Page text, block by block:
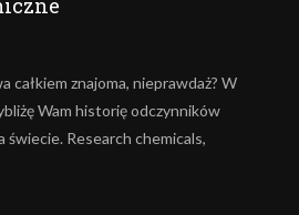
całkiem znajoma, nieprawdaż? W
Wam historię odczynników
świecie. Research chemicals,